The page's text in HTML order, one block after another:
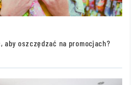
aby oszczędzać na promocjach?